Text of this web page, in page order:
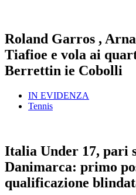
Roland Garros ,
Tiafioe e vola ai
Berrettin ie Cobolli
IN EVIDENZA
Tennis
Italia Under 17, pari
Danimarca: primo
qualificazione